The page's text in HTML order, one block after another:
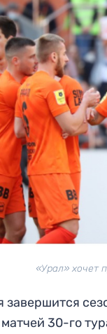
«Урал» хочет
завершится
30-го